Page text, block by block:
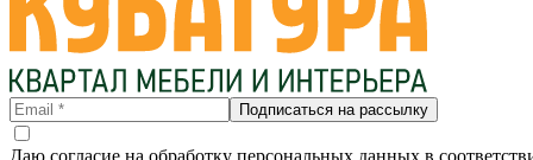
Подписаться на рассылку
Даю согласие на обработку персональных данных в